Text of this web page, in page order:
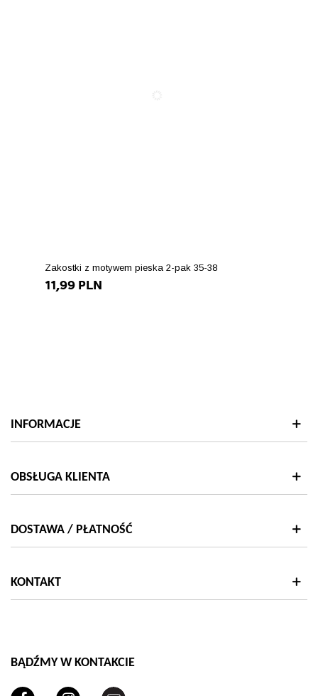
Zakostki z motywem pieska 2-pak 35-38
11,99 PLN
INFORMACJE
OBSŁUGA KLIENTA
DOSTAWA / PŁATNOŚĆ
KONTAKT
BĄDŹMY W KONTAKCIE